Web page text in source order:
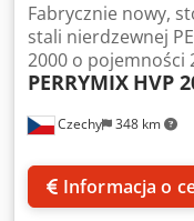
Czechy 348 km
Fabrycznie nowy,
stali nierdzewnej
2000 o pojemności
PERRYMIX HVP
Informacja o